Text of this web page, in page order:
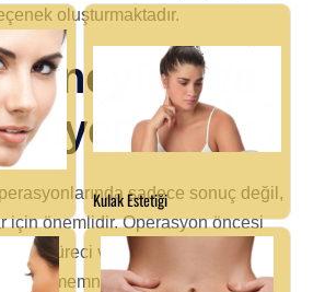
oluşturmaktadır.
ve
sadece sonuç değil,
için önemlidir. Operasyon öncesi
süreci ve sonrası bakım
hasta memnuniyetini belirleyen